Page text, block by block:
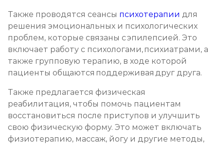
Также проводятся сеансы психотерапии для
решения эмоциональных и психологических
проблем, которые связаны с эпилепсией. Это
включает работу с психологами, психиатрами, а
также групповую терапию, в ходе которой
пациенты общаются поддерживая друг друга.
Также предлагается физическая
реабилитация, чтобы помочь пациентам
восстановиться после приступов и улучшить
свою физическую форму. Это может включать
физиотерапию, массаж, йогу и другие методы,